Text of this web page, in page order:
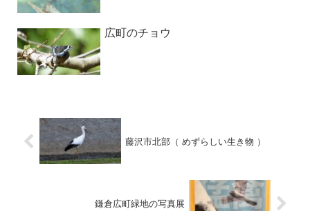
広町のチョウ
藤沢市北部（ めずらしい生き物 ）
鎌倉広町緑地の写真展